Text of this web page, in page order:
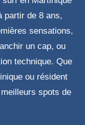
partir de 8 ans,
sensations,
un cap, ou
technique. Que
ou résident
spots de